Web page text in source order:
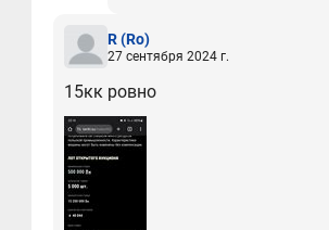
R(Ro)
27 сентября 2024 г.
15кк ровно